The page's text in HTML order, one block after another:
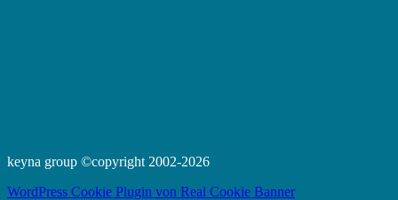
keyna group ©copyright 2002-2026
WordPress Cookie Plugin von Real Cookie Banner